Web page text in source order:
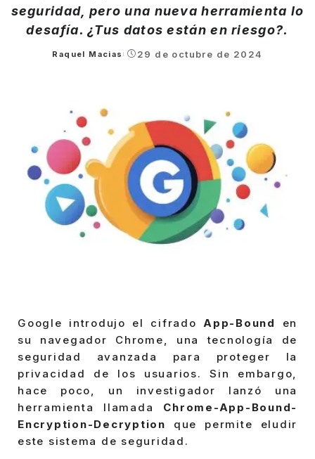
seguridad, pero una nueva herramienta lo
desafía. ¿Tus datos están en riesgo?.
Posted
Raquel Macias 29 de octubre de 2024
Google introdujo el cifradoApp-Bound
en
su navegador Chrome, una tecnología de
seguridad avanzada para proteger la
privacidad de los usuarios. Sin embargo,
hace poco, un investigador lanzó una
herramienta llamada Chrome-App-Bound-
Encryption-Decryption que permite eludir
este sistema de seguridad.